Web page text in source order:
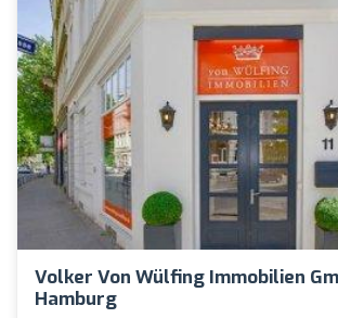
Volker Von Wülfing Immobilien
Hamburg